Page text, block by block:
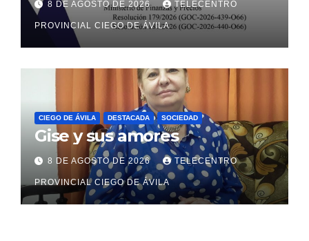
sectores estatal y no estatal
8 DE AGOSTO DE 2026 TELECENTRO
PROVINCIAL CIEGO DE ÁVILA
CIEGO DE ÁVILA DESTACADA SOCIEDAD
Gise y sus amores
8 DE AGOSTO DE 2026 TELECENTRO
PROVINCIAL CIEGO DE ÁVILA